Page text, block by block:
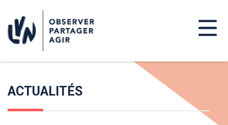
ACTUALITÉS